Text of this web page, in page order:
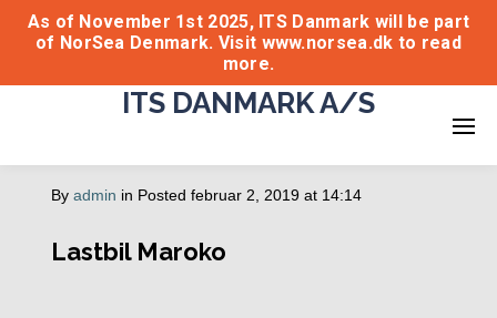
As of November 1st 2025, ITS Danmark will be part
of NorSea Denmark. Visit www.norsea.dk to read
more.
ITS DANMARK A/S
By admin in Posted februar 2, 2019 at 14:14
Lastbil Maroko